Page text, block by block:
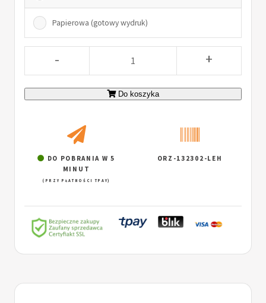
Papierowa (gotowy wydruk)
- +
Do koszyka
DO POBRANIA W 5
MINUT
(PRZY PŁATNOŚCI TPAY)
ORZ-132302-LEH